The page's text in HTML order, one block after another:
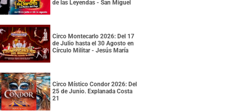
de las Leyendas - San Miguel
Circo Montecarlo 2026: Del 17
de Julio hasta el 30 Agosto en
Círculo Militar - Jesús María
Circo Místico Condor 2026: Del
25 de Junio. Explanada Costa
21